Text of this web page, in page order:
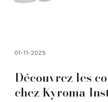
01-11-2025
Découvrez les
chez Kyroma